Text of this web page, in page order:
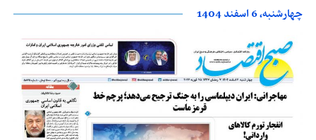
چهارشنبه، 6 اسفند 1404